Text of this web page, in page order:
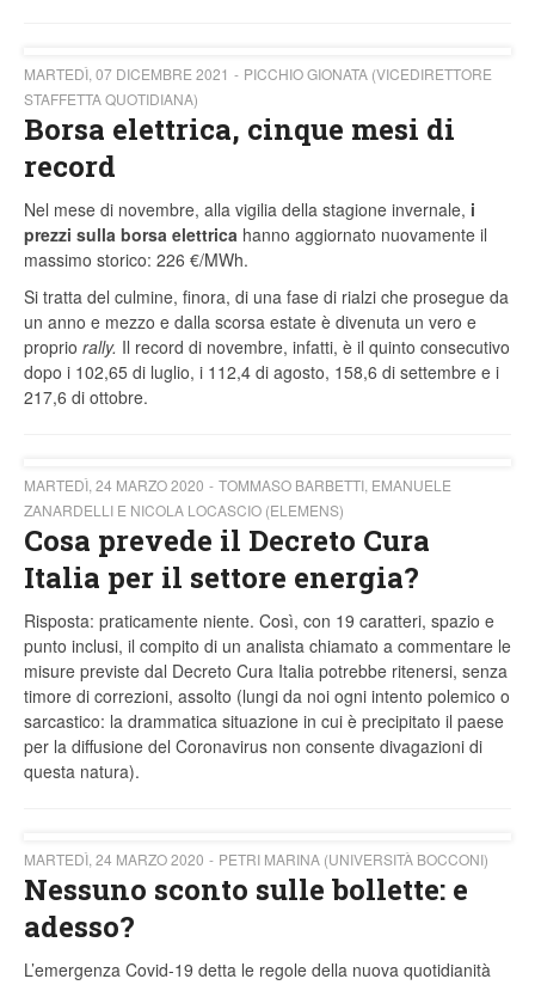
MARTEDÌ, 07 DICEMBRE 2021
PICCHIO GIONATA (VICEDIRETTORE
STAFFETTA QUOTIDIANA)
Borsa elettrica, cinque mesi di
record
Nel mese di novembre, alla vigilia della stagione invernale, i
prezzi sulla borsa elettrica hanno aggiornato nuovamente il
massimo storico: 226 €/MWh.
Si tratta del culmine, finora, di una fase di rialzi che prosegue da
un anno e mezzo e dalla scorsa estate è divenuta un vero e
proprio rally. Il record di novembre, infatti, è il quinto consecutivo
dopo i 102,65 di luglio, i 112,4 di agosto, 158,6 di settembre e i
217,6 di ottobre.
MARTEDÌ, 24 MARZO 2020
TOMMASO BARBETTI, EMANUELE
ZANARDELLI E NICOLA LOCASCIO (ELEMENS)
Cosa prevede il Decreto Cura
Italia per il settore energia?
Risposta: praticamente niente. Così, con 19 caratteri, spazio e
punto inclusi, il compito di un analista chiamato a commentare le
misure previste dal Decreto Cura Italia potrebbe ritenersi, senza
timore di correzioni, assolto (lungi da noi ogni intento polemico o
sarcastico: la drammatica situazione in cui è precipitato il paese
per la diffusione del Coronavirus non consente divagazioni di
questa natura).
MARTEDÌ, 24 MARZO 2020 PETRI MARINA (UNIVERSITÀ BOCCONI)
Nessuno sconto sulle bollette: e
adesso?
L’emergenza Covid-19 detta le regole della nuova quotidianità